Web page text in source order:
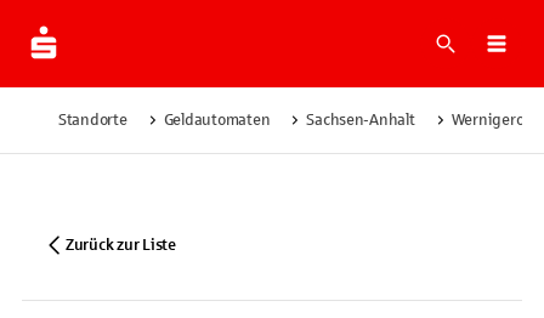
Suche
Standorte Geldautomaten Sachsen-Anhalt Wernigerode
Zurück zur Liste